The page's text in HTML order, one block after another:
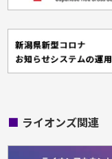
■ ライオンズ関連